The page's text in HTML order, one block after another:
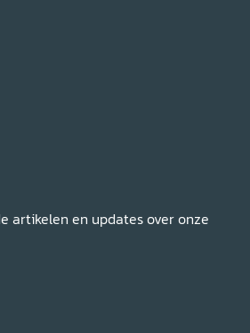
artikelen en updates over onze